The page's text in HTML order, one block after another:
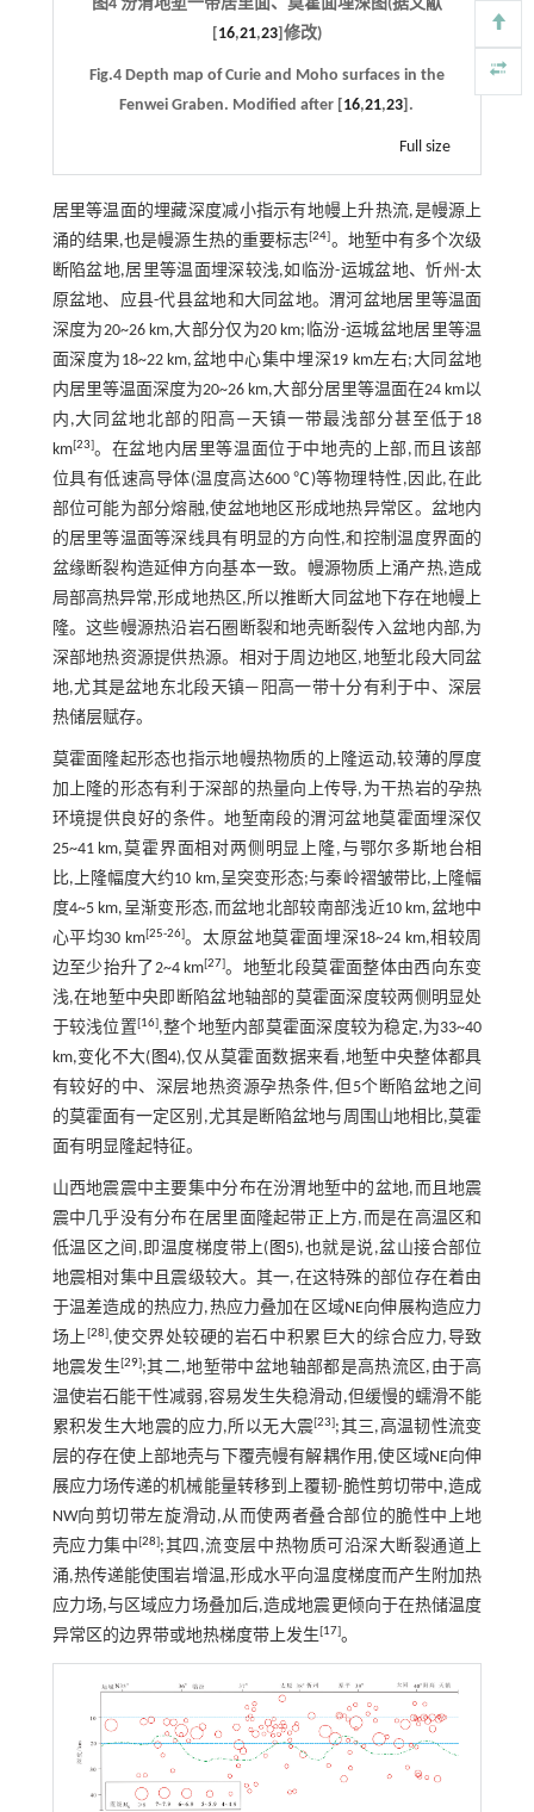
图4 汾渭地堑一带居里面、莫霍面埋深图(据文献
[16,21,23]修改)
Fig.4 Depth map of Curie and Moho surfaces in the
Fenwei Graben. Modified after [16,21,23].
Full size
居里等温面的埋藏深度减小指示有地幔上升热流,是幔源上
涌的结果,也是幔源生热的重要标志[24]。地堑中有多个次级
断陷盆地,居里等温面埋深较浅,如临汾-运城盆地、忻州-太
原盆地、应县-代县盆地和大同盆地。渭河盆地居里等温面
深度为20~26 km,大部分仅为20 km;临汾-运城盆地居里等温
面深度为18~22 km,盆地中心集中埋深19 km左右;大同盆地
内居里等温面深度为20~26 km,大部分居里等温面在24 km以
内,大同盆地北部的阳高—天镇一带最浅部分甚至低于18
km[23]。在盆地内居里等温面位于中地壳的上部,而且该部
位具有低速高导体(温度高达600 ℃)等物理特性,因此,在此
部位可能为部分熔融,使盆地地区形成地热异常区。盆地内
的居里等温面等深线具有明显的方向性,和控制温度界面的
盆缘断裂构造延伸方向基本一致。幔源物质上涌产热,造成
局部高热异常,形成地热区,所以推断大同盆地下存在地幔上
隆。这些幔源热沿岩石圈断裂和地壳断裂传入盆地内部,为
深部地热资源提供热源。相对于周边地区,地堑北段大同盆
地,尤其是盆地东北段天镇—阳高一带十分有利于中、深层
热储层赋存。
莫霍面隆起形态也指示地幔热物质的上隆运动,较薄的厚度
加上隆的形态有利于深部的热量向上传导,为干热岩的孕热
环境提供良好的条件。地堑南段的渭河盆地莫霍面埋深仅
25~41 km,莫霍界面相对两侧明显上隆,与鄂尔多斯地台相
比,上隆幅度大约10 km,呈突变形态;与秦岭褶皱带比,上隆幅
度4~5 km,呈渐变形态,而盆地北部较南部浅近10 km,盆地中
心平均30 km[25-26]。太原盆地莫霍面埋深18~24 km,相较周
边至少抬升了2~4 km[27]。地堑北段莫霍面整体由西向东变
浅,在地堑中央即断陷盆地轴部的莫霍面深度较两侧明显处
于较浅位置[16],整个地堑内部莫霍面深度较为稳定,为33~40
km,变化不大( 图4),仅从莫霍面数据来看,地堑中央整体都具
有较好的中、深层地热资源孕热条件,但5个断陷盆地之间
的莫霍面有一定区别,尤其是断陷盆地与周围山地相比,莫霍
面有明显隆起特征。
山西地震震中主要集中分布在汾渭地堑中的盆地,而且地震
震中几乎没有分布在居里面隆起带正上方,而是在高温区和
低温区之间,即温度梯度带上( 图5),也就是说,盆山接合部位
地震相对集中且震级较大。其一,在这特殊的部位存在着由
于温差造成的热应力,热应力叠加在区域NE向伸展构造应力
场上[28],使交界处较硬的岩石中积累巨大的综合应力,导致
地震发生[29];其二,地堑带中盆地轴部都是高热流区,由于高
温使岩石能干性减弱,容易发生失稳滑动,但缓慢的蠕滑不能
累积发生大地震的应力,所以无大震[23];其三,高温韧性流变
层的存在使上部地壳与下覆壳幔有解耦作用,使区域NE向伸
展应力场传递的机械能量转移到上覆韧-脆性剪切带中,造成
NW向剪切带左旋滑动,从而使两者叠合部位的脆性中上地
壳应力集中[28];其四,流变层中热物质可沿深大断裂通道上
涌,热传递能使围岩增温,形成水平向温度梯度而产生附加热
应力场,与区域应力场叠加后,造成地震更倾向于在热储温度
异常区的边界带或地热梯度带上发生[17]。